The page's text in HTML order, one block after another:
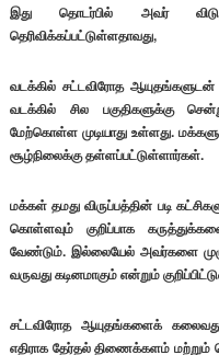
இது தொடர்பில் அவர்
தெரிவிக்கப்பட்டுள்ளதாவது,
வடக்கில் சட்டவிரோத ஆயுதங்களுடன்
வடக்கில் சில பகுதிகளுக்கு
மேற்கொள்ள முடியாது உள்ளது.
சூழ்நிலைக்கு தள்ளப்பட்டுள்ளார்கள்.
மக்கள் தமது விருப்பத்தின் படி
கொள்ளவும் குறிப்பாக
வேண்டும். இல்லையேல் அவர்களை
வருவது கடினமாகும் என்றும்
சட்டவிரோத ஆயுதங்களைக்
எதிராக தேர்தல் திணைக்களம்